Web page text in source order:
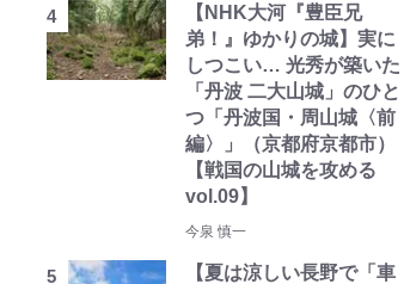
【NHK大河『豊臣兄
弟！』ゆかりの城】実に
しつこい… 光秀が築いた
「丹波 二大山城」のひと
つ「丹波国・周山城〈前
編〉」（京都府京都市）
【戦国の山城を攻める
vol.09】
今泉 慎一
【夏は涼しい長野で「車